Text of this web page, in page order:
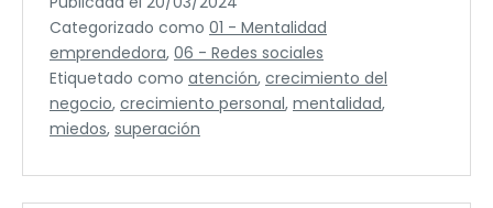
el
miedo
a
la
cámara
Categorizado como 01 - Mentalidad
emprendedora, 06 - Redes sociales
Etiquetado como atención, crecimiento del
negocio, crecimiento personal, mentalidad,
miedos, superación